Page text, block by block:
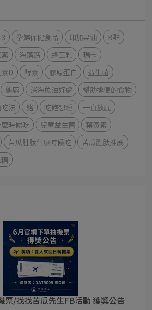
孕婦保健食品 印加果油
B群
海藻鈣 蜂王乳
瑪卡
D 酵素 膠原蛋白
益生菌
龜鹿 深海魚油好處
幫助排便的食物
法 鉻 吃飽想睡
一直放屁
時候吃 兒童益生菌
葉黃素
苦瓜胜肽什麼時候吃
苦瓜胜肽推薦
糖
票/找找苦瓜先生FB活動 獲獎公告